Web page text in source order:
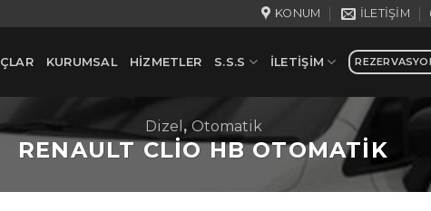
KONUM İLETIŞIM
KURUMSAL HIZMETLER S.S.S İLETIŞIM
Dizel , Otomatik
RENAULT CLIO HB OTOMATIK